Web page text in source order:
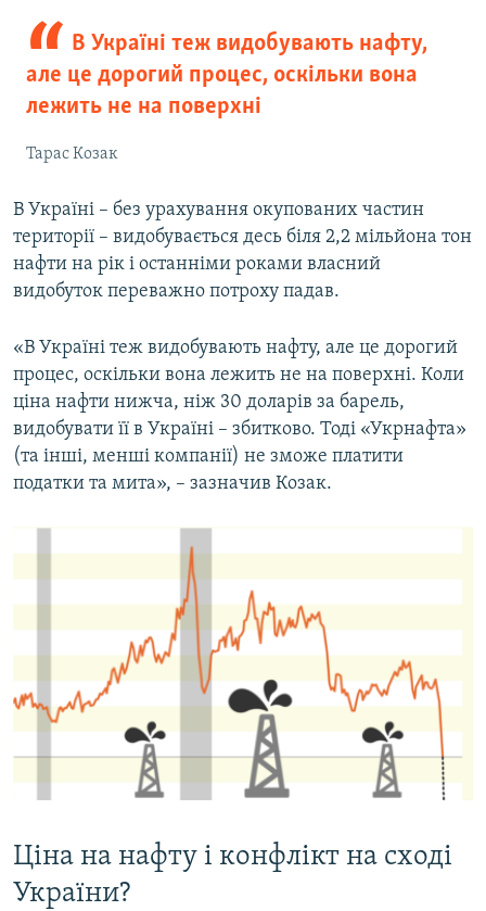
В Україні теж видобувають нафту,
але це дорогий процес, оскільки вона
лежить не на поверхні
Тарас Козак
В Україні – без урахування окупованих частин
території – видобувається десь біля 2,2 мільйона тон
нафти на рік і останніми роками власний
видобуток переважно потроху падав.
«В Україні теж видобувають нафту, але це дорогий
процес, оскільки вона лежить не на поверхні. Коли
ціна нафти нижча, ніж 30 доларів за барель,
видобувати її в Україні – збитково. Тоді «Укрнафта»
(та інші, менші компанії) не зможе платити
податки та мита», – зазначив Козак.
Ціна на нафту і конфлікт на сході
України?